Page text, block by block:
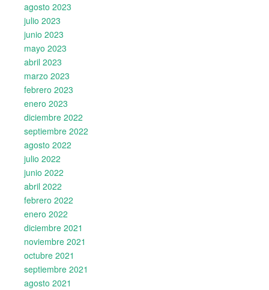
agosto 2023
julio 2023
junio 2023
mayo 2023
abril 2023
marzo 2023
febrero 2023
enero 2023
diciembre 2022
septiembre 2022
agosto 2022
julio 2022
junio 2022
abril 2022
febrero 2022
enero 2022
diciembre 2021
noviembre 2021
octubre 2021
septiembre 2021
agosto 2021